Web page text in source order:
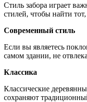
Стиль забора играет
стилей, чтобы найти
Современный стиль
Если вы являетесь
самом здании, не
Классика
Классические
сохраняют